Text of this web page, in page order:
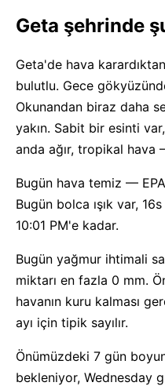
Geta şehrinde
Geta'de hava
bulutlu. Gece
Okunandan biraz daha
yakın. Sabit bir esinti
anda ağır, tropikal hava
Bugün hava temiz —
Bugün bolca ışık var,
10:01 PM'e kadar.
Bugün yağmur ihtimali
miktarı en fazla 0 mm.
havanın kuru kalması
ayı için tipik sayılır.
Önümüzdeki 7 gün
bekleniyor, Wednesday